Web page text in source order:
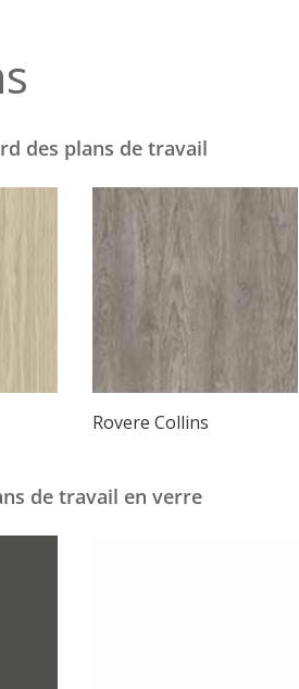
des plans de travail
Rovere Collins
de travail en verre